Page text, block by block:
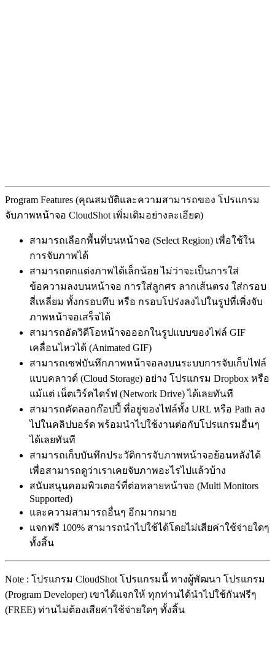
Program Features (คุณสมบัติและความสามารถของ โปรแกรม
จับภาพหน้าจอ CloudShot เพิ่มเติมอย่างละเอียด)
สามารถเลือกพื้นที่บนหน้าจอ (Select Region) เพื่อใช้ใน
การจับภาพได้
สามารถตกแต่งภาพได้เล็กน้อย ไม่ว่าจะเป็นการใส่
ข้อความลงบนหน้าจอ การใส่ลูกศร ลากเส้นตรง ใส่กรอบ
สี่เหลี่ยม ทั้งกรอบทึบ หรือ กรอบโปร่งลงไปในรูปที่เพิ่งจับ
ภาพหน้าจอเสร็จได้
สามารถอัดวิดีโอหน้าจอออกในรูปแบบของไฟล์ GIF
เคลื่อนไหวได้ (Animated GIF)
สามารถเซฟบันทึกภาพหน้าจอลงบนระบบการจับเก็บไฟล์
แบบคลาวด์ (Cloud Storage) อย่าง โปรแกรม Dropbox หรือ
แม้แต่ เน็ตเวิร์คไดร์ฟ (Network Drive) ได้เลยทันที
สามารถคัดลอกก๊อปปี้ ที่อยู่ของไฟล์ทั้ง URL หรือ Path ลง
ไปในคลิปบอร์ด พร้อมนำไปใช้งานต่อกับโปรแกรมอื่นๆ
ได้เลยทันที
สามารถเก็บบันทึกประวัติการจับภาพหน้าจอย้อนหลังได้
เพื่อสามารถดูว่าเราเคยจับภาพอะไรไปแล้วบ้าง
สนับสนุนคอมพิวเตอร์ที่ต่อหลายหน้าจอ (Multi Monitors
Supported)
และความสามารถอื่นๆ อีกมากมาย
แจกฟรี 100% สามารถนำไปใช้ได้โดยไม่เสียค่าใช้จ่ายใดๆ
ทั้งสิ้น
Note : โปรแกรม CloudShot โปรแกรมนี้ ทางผู้พัฒนา โปรแกรม
(Program Developer) เขาได้แจกให้ ทุกท่านได้นำไปใช้กันฟรีๆ
(FREE) ท่านไม่ต้องเสียค่าใช้จ่ายใดๆ ทั้งสิ้น